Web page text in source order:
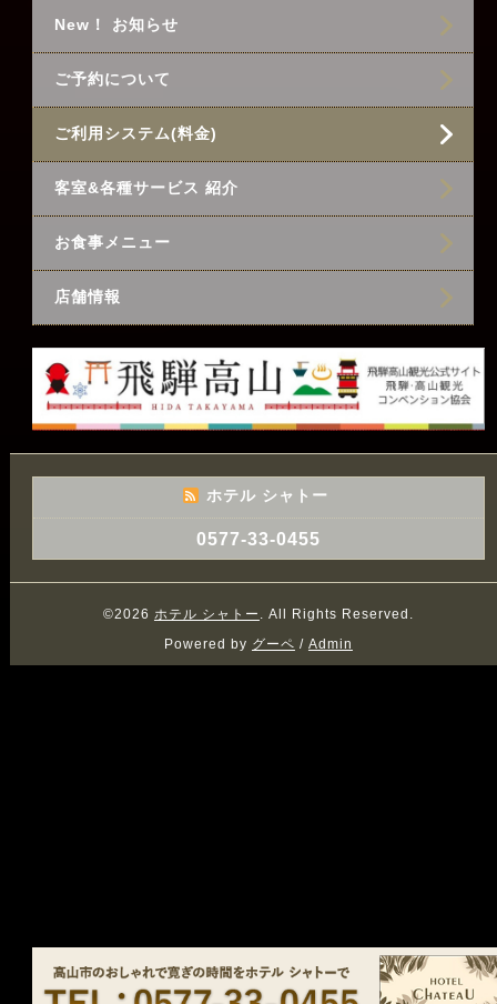
New！ お知らせ
ご予約について
ご利用システム(料金)
客室&各種サービス 紹介
お食事メニュー
店舗情報
ホテル シャトー
0577-33-0455
©2026 ホテル シャトー
. All Rights Reserved.
Powered by グーペ / Admin